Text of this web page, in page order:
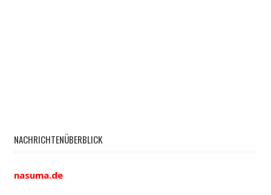
NACHRICHTENÜBERBLICK
nasuma.de